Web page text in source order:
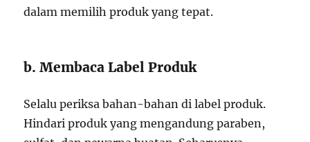
dalam memilih produk yang tepat.
b. Membaca Label Produk
Selalu periksa bahan-bahan di label produk.
Hindari produk yang mengandung paraben,